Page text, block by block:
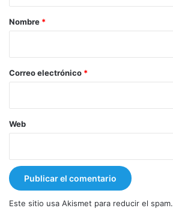
r
*
Nombre *
Correo electrónico *
Web
Este sitio usa Akismet para reducir el spam.